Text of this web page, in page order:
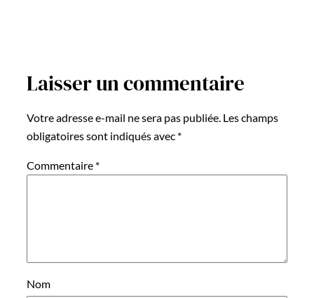
Laisser un commentaire
Votre adresse e-mail ne sera pas publiée. Les champs
obligatoires sont indiqués avec *
Commentaire *
Nom